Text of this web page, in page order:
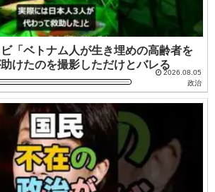
ビ「ベトナム人が生き埋めの高齢者を
けたのを撮影しただけとバレる
2026.08.05
政治